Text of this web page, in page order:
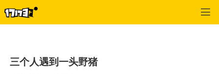
三个人遇到一头野猪